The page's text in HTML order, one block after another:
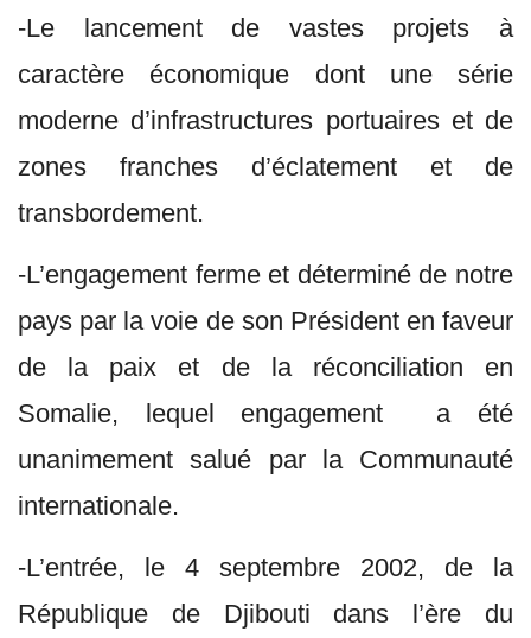
-Le lancement de vastes projets à
caractère économique dont une série
moderne d’infrastructures portuaires et de
zones franches d’éclatement et de
transbordement.
-L’engagement ferme et déterminé de notre
pays par la voie de son Président en faveur
de la paix et de la réconciliation en
Somalie, lequel engagement a été
unanimement salué par la Communauté
internationale.
-L’entrée, le 4 septembre 2002, de la
République de Djibouti dans l’ère du